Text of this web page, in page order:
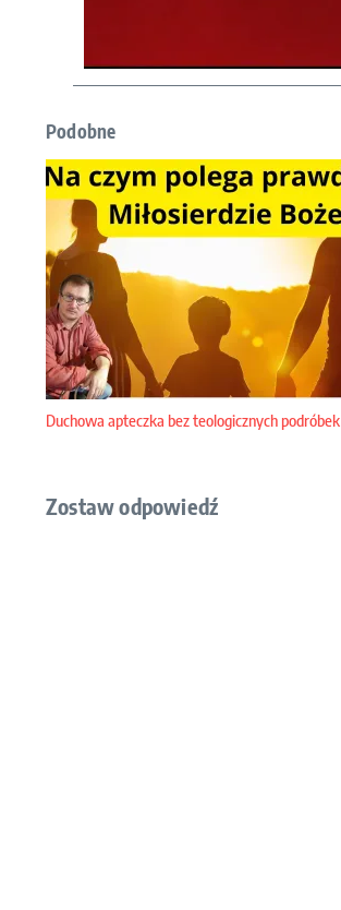
Podobne
Duchowa apteczka bez teologicznych podróbek
Zostaw odpowiedź